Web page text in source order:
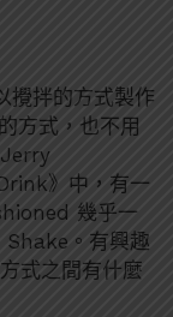
攪拌的方式製作
的方式，也不用
》中，有一
幾乎一
Shake。有興趣
式之間有什麼